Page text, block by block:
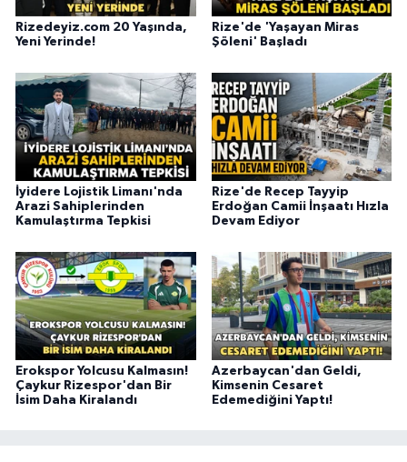
Rizedeyiz.com 20 Yaşında,
Yeni Yerinde!
Rize'de 'Yaşayan Miras
Şöleni' Başladı
İyidere Lojistik Limanı'nda
Arazi Sahiplerinden
Kamulaştırma Tepkisi
Rize'de Recep Tayyip
Erdoğan Camii İnşaatı Hızla
Devam Ediyor
Erokspor Yolcusu Kalmasın!
Çaykur Rizespor'dan Bir
İsim Daha Kiralandı
Azerbaycan'dan Geldi,
Kimsenin Cesaret
Edemediğini Yaptı!